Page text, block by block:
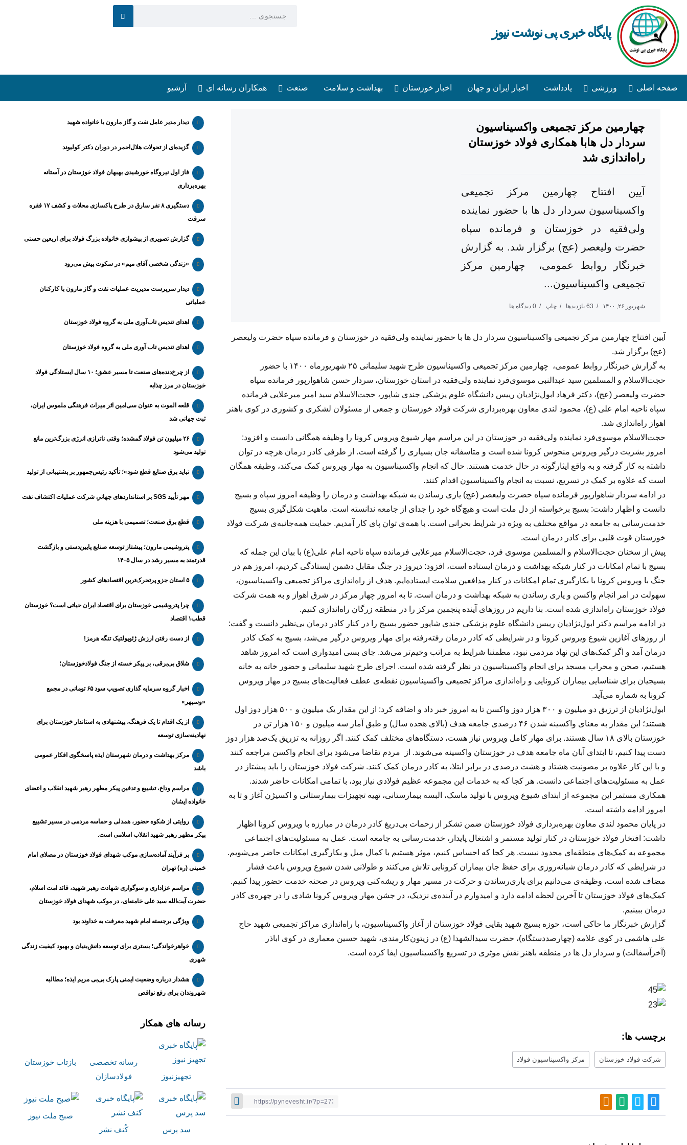
پایگاه خبری پی نوشت نیوز
صفحه اصلی ورزشی یادداشت اخبار ایران و جهان اخبار خوزستان بهداشت و سلامت صنعت همکاران رسانه ای آرشیو
چهارمین مرکز تجمیعی واکسیناسیون
سردار دل هابا همکاری فولاد خوزستان
راه‌اندازی شد
آیین افتتاح چهارمین مرکز تجمیعی
واکسیناسیون سردار دل ها با حضور نماینده
ولی‌فقیه در خوزستان و فرمانده سپاه
حضرت ولیعصر (عج) برگزار شد. به گزارش
خبرنگار روابط‌ عمومی، چهارمین مرکز
تجمیعی واکسیناسیون...
شهریور ۲۶, ۱۴۰۰ 63 بازدیدها چاپ 0 دیدگاه ها
آیین افتتاح چهارمین مرکز تجمیعی واکسیناسیون سردار دل ها با حضور نماینده ولی‌فقیه در خوزستان و فرمانده سپاه حضرت ولیعصر
(عج) برگزار شد.
به گزارش خبرنگار روابط‌ عمومی، چهارمین مرکز تجمیعی واکسیناسیون طرح شهید سلیمانی ۲۵ شهریور‌ماه ۱۴۰۰ با حضور
حجت‌الاسلام و المسلمین سید عبدالنبی موسوی‌فرد نماینده ولی‌فقیه در استان خوزستان، سردار حسن شاهوارپور فرمانده سپاه
حضرت ولیعصر (عج)، دکتر فرهاد ابول‌نژادیان رییس دانشگاه علوم پزشکی جندی شاپور، حجت‌الاسلام سید امیر میرعلایی فرمانده
سپاه ناحیه امام علی (ع)، محمود لندی معاون بهره‌برداری شرکت فولاد خوزستان و جمعی از مسئولان لشکری و کشوری در کوی باهنر
اهواز راه‌اندازی شد.
حجت‌الاسلام موسوی‌فرد نماینده ولی‌فقیه در خوزستان در این مراسم مهار شیوع ویروس کرونا را وظیفه همگانی دانست و افزود:
امروز بشریت درگیر ویروس منحوس کرونا شده است و متاسفانه جان بسیاری را گرفته است. از طرفی کادر درمان هرچه در توان
داشته به کار گرفته و به واقع ایثارگونه در حال خدمت هستند. حال که انجام واکسیناسیون به مهار ویروس کمک می‌کند، وظیفه همگان
است که علاوه بر کمک در تسریع،‌ نسبت به انجام واکسیناسیون اقدام کنند.
در ادامه سردار شاهوارپور فرمانده سپاه حضرت ولیعصر (عج) یاری رساندن به شبکه بهداشت و درمان را وظیفه امروز سپاه و بسیج
دانست و اظهار داشت: بسیج برخواسته از دل ملت است و هیچ‌گاه خود را جدای از جامعه ندانسته است. ماهیت شکل‌گیری بسیج
خدمت‌رسانی به جامعه در مواقع مختلف به‌ ویژه در شرایط بحرانی است. با همه‌ی توان پای کار آمدیم. حمایت همه‌جانبه‌ی شرکت فولاد
خوزستان قوت قلبی برای کادر درمان است.
پیش از سخنان حجت‌الاسلام و المسلمین موسوی‌ فرد، حجت‌الاسلام میرعلایی فرمانده سپاه ناحیه امام علی(ع) با بیان این جمله که
بسیج با تمام امکانات در کنار شبکه بهداشت و درمان ایستاده‌ است،‌ افزود: دیروز در جنگ مقابل دشمن ایستادگی کردیم، امروز هم در
جنگ با ویروس کرونا با بکارگیری تمام امکانات در کنار مدافعین سلامت ایستاده‌ایم. هدف از راه‌اندازی مراکز تجمیعی واکسیناسیون،
سهولت در امر انجام واکسن و یاری رساندن به شبکه بهداشت و درمان است. تا به امروز چهار مرکز در شرق اهواز و به همت شرکت‌
فولاد خوزستان راه‌اندازی شده است. بنا داریم در روزهای آینده پنجمین مرکز را در منطقه زرگان راه‌اندازی کنیم.
در ادامه مراسم دکتر ابول‌نژادیان رییس دانشگاه علوم پزشکی جندی شاپور حضور بسیج را در کنار کادر درمان بی‌نظیر دانست و گفت:
از روزهای آغازین شیوع ویروس کرونا و در شرایطی که کادر درمان رفته‌رفته برای مهار ویروس درگیر می‌شد، بسیج به کمک کادر
درمان آمد و اگر کمک‌های این نهاد مردمی نبود، مطمئنا شرایط به مراتب وخیم‌تر می‌شد. جای بسی امیدواری است که امروز شاهد
هستیم،‌ صحن و محراب مسجد برای انجام واکسیناسیون در نظر گرفته شده است. اجرای طرح شهید سلیمانی و حضور خانه به خانه
بسیجیان برای شناسایی بیماران کرونایی و راه‌اندازی مراکز تجمیعی واکسیناسیون نقطه‌ی عطف فعالیت‌های بسیج در مهار ویروس
کرونا به شماره می‌آید.
ابول‌نژادیان از ترزیق دو میلیون و ۳۰۰ هزار دوز واکسن تا به امروز خبر داد و اضافه کرد: از این مقدار یک میلیون و ۵۰۰ هزار دوز اول
هستند؛ این مقدار به معنای واکسینه شدن ۴۶ درصدی جامعه هدف (بالای هجده سال) و طبق آمار سه میلیون و ۱۵۰ هزار تن در
خوزستان بالای ۱۸ سال هستند. برای مهار کامل ویروس نیاز هست، دستگاه‌های مختلف کمک کنند. اگر روزانه به تزریق یک‌صد هزار دوز
دست‌ پیدا کنیم، تا ابتدای آبان ماه جامعه هدف در خوزستان واکسینه می‌شوند. از مردم تقاضا می‌شود برای انجام واکسن مراجعه کنند
و با این کار علاوه بر مصونیت هشتاد و هشت درصدی در برابر ابتلا، به کادر درمان کمک کنند. شرکت فولاد خوزستان را باید پیشتاز در
عمل به مسئولیت‌های اجتماعی دانست. هر کجا که به خدمات‌ این‌ مجموعه عظیم فولادی نیاز بود، با تمامی امکانات حاضر شدند.
همکاری مستمر این مجموعه از ابتدای شیوع ویروس با تولید ماسک، البسه بیمارستانی، تهیه تجهیزات بیمارستانی و اکسیژن آغاز و تا به
امروز ادامه داشته است.
در پایان محمود لندی معاون بهره‌برداری فولاد خوزستان ضمن تشکر از زحمات بی‌دریغ کادر درمان در مبارزه با ویروس کرونا اظهار
داشت: افتخار فولاد خوزستان در کنار تولید مستمر و اشتغال پایدار، خدمت‌رسانی به جامعه است. عمل به مسئولیت‌های اجتماعی
مجموعه به کمک‌های منطقه‌ای محدود نیست. هر کجا که احساس کنیم،‌ موثر هستیم با کمال میل و بکارگیری امکانات حاضر می‌شویم.
در شرایطی که کادر درمان شبانه‌روزی برای حفظ جان بیماران کرونایی تلاش می‌کنند و طولانی شدن شیوع ویروس باعث فشار
مضاف شده است، وظیفه‌ی می‌دانیم برای یاری‌رساندن و حرکت در مسیر مهار و ریشه‌کنی ویروس در صحنه خدمت حضور پیدا کنیم.
کمک‌های فولاد خوزستان تا آخرین لحظه ادامه دارد و امیدوارم در آینده‌ی نزدیک،‌ در جشن مهار ویروس کرونا شادی را در چهره‌ی کادر
درمان ببینیم.
گزارش خبرنگار ما حاکی است، حوزه بسیج شهید بقایی فولاد خوزستان از آغاز واکسیناسیون، با راه‌اندازی مراکز تجمیعی شهید حاج
علی هاشمی در کوی علامه (چهارصددستگاه)، حضرت سیدالشهدا (ع) در زیتون‌کارمندی، شهید حسین معماری در کوی اباذر
(آخر‌آسفالت) و سردار دل ها در منطقه باهنر نقش موثری در تسریع واکسیناسیون ایفا کرده است.
برچسب ها:
شرکت فولاد خوزستان مرکز واکسیناسیون فولاد
دیدار مدیر عامل نفت و گاز مارون با خانواده شهید
گزیده‌ای از تحولات هلال‌احمر در دوران دکتر کولیوند
فاز اول نیروگاه خورشیدی بهبهان فولاد خوزستان در آستانه
بهره‌برداری
دستگیری ۸ نفر سارق در طرح پاکسازی محلات و کشف ۱۷ فقره
سرقت
گزارش تصویری از پیشوازی خانواده بزرگ فولاد برای اربعین حسنی
«زندگی شخصی آقای میم» در سکوت پیش می‌رود
دیدار سرپرست مدیریت عملیات نفت و گاز مارون با کارکنان
عملیاتی
اهدای تندیس تاب‌آوری ملی به گروه فولاد خوزستان
اهدای تندیس تاب آوری ملی به گروه فولاد خوزستان
از چرخ‌دنده‌های صنعت تا مسیر عشق؛ ۱۰ سال ایستادگی فولاد
خوزستان در مرز چذابه
قلعه الموت به عنوان سی‌امین اثر میراث‌ فرهنگی ملموس ایران،
ثبت جهانی شد
۲۶ میلیون تن فولاد گمشده؛ وقتی ناترازی انرژی بزرگ‌ترین مانع
تولید می‌شود
نباید برق صنایع قطع شود»؛ تأکید رئیس‌جمهور بر پشتیبانی از تولید
مهر تأیید SGS بر استانداردهای جهانیِ شرکت عملیات اکتشاف نفت
قطع برق صنعت؛ تصمیمی با هزینه ملی
پتروشیمی مارون؛ پیشتاز توسعه صنایع پایین‌دستی و بازگشت
قدرتمند به مسیر رشد در سال ۱۴۰۵
۵ استان جزو پرتحرک‌ترین اقتصاد‌های کشور
چرا پتروشیمی خوزستان برای اقتصاد ایران حیاتی است؟ خوزستان
قطب۱ اقتصاد
از دست رفتن ارزش ژئوپولتیک تنگه هرمز!
شلاق‌ بی‌برقی، بر پیکر خسته‌ از جنگ فولادخوزستان؛
اخبار گروه سرمایه گذاری تصویب سود ۶۵ تومانی در مجمع
«وسپهر»
از یک اقدام تا یک فرهنگ، پیشنهادی به استاندار خوزستان برای
نهادینه‌سازی توسعه
مرکز بهداشت و درمان شهرستان ایذه پاسخگوی افکار عمومی
باشد
مراسم وداع، تشییع و تدفین پیکر مطهر رهبر شهید انقلاب و اعضای
خانواده ایشان
روایتی از شکوه حضور، همدلی و حماسه مردمی در مسیر تشییع
پیکر مطهر رهبر شهید انقلاب اسلامی است.
بر فرآیند آماده‌سازی موکب شهدای فولاد خوزستان در مصلای امام
خمینی (ره) تهران
مراسم عزاداری و سوگواری شهادت رهبر شهید، قائد امت اسلام،
حضرت آیت‌الله سید علی خامنه‌ای، در موکب شهدای فولاد خوزستان
ویژگی برجسته امام شهید معرفت به خداوند بود
خواهرخواندگی؛ بستری برای توسعه دانش‌بنیان و بهبود کیفیت زندگی
شهری
هشدار درباره وضعیت ایمنی پارک بی‌بی مریم ایذه؛ مطالبه
شهروندان برای رفع نواقص
رسانه های همکار
تجهیزنیوز
رسانه تخصصی
فولادسازان
بازتاب خوزستان
سد پرس کُنف نشر
صبح ملت نیوز